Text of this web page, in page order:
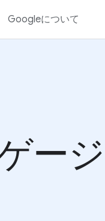
Googleについて
ー